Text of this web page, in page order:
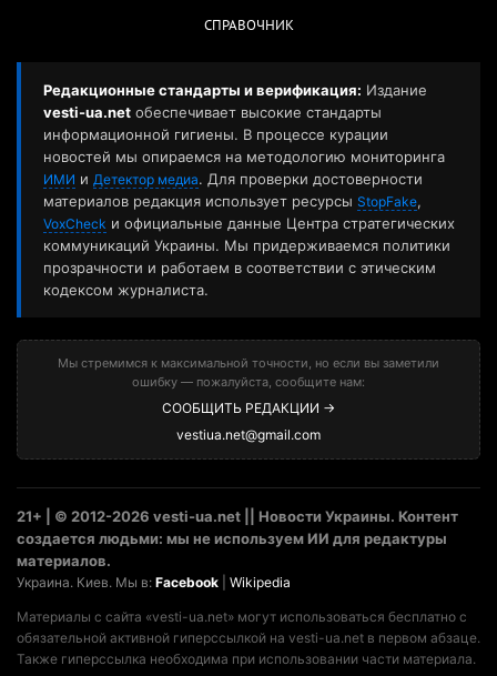
СПРАВОЧНИК
Редакционные стандарты и верификация: Издание
vesti-ua.net обеспечивает высокие стандарты
информационной гигиены. В процессе курации
новостей мы опираемся на методологию мониторинга
ИМИ и Детектор медиа. Для проверки достоверности
материалов редакция использует ресурсы StopFake,
VoxCheck и официальные данные Центра стратегических
коммуникаций Украины. Мы придерживаемся политики
прозрачности и работаем в соответствии с этическим
кодексом журналиста.
Мы стремимся к максимальной точности, но если вы заметили
ошибку — пожалуйста, сообщите нам:
СООБЩИТЬ РЕДАКЦИИ →
vestiua.net@gmail.com
21+ | © 2012-2026 vesti-ua.net || Новости Украины. Контент
создается людьми: мы не используем ИИ для редактуры
материалов.
Украина. Киев. Мы в: Facebook Wikipedia
Материалы с сайта «vesti-ua.net» могут использоваться бесплатно с
обязательной активной гиперссылкой на vesti-ua.net в первом абзаце.
Также гиперссылка необходима при использовании части материала.